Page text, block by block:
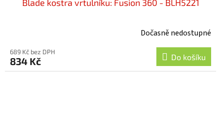
Blade kostra vrtulníku: Fusion 360 - BLH5221
Dočasně nedostupné
689 Kč bez DPH
834 Kč Do košíku